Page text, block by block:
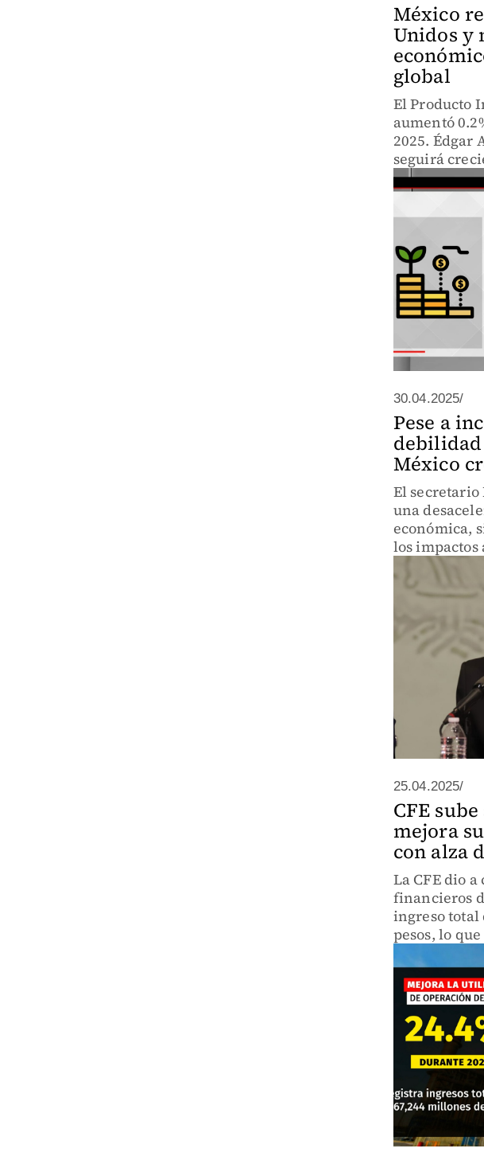
México
Unidos y
global
El Producto
aumentó
2025. Édgar
seguirá
arancelarias
30.04.2025/
Pese a
debilidad
México
El
una
económica,
los impactos
trimestre
25.04.2025/
CFE
mejora
con alza
La CFE dio a
financieros
ingreso total
pesos, lo